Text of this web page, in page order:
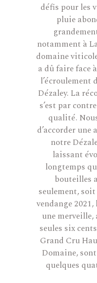
défis pour les
pluie
notamment à
domaine
a dû faire face
l’écroulement
Dézaley. La
s’est par
qualité.
d’accorder
notre
laissant
longtemps
bouteilles
seulement,
vendange
une merveille,
seules six
Grand Cru
Domaine,
quelques